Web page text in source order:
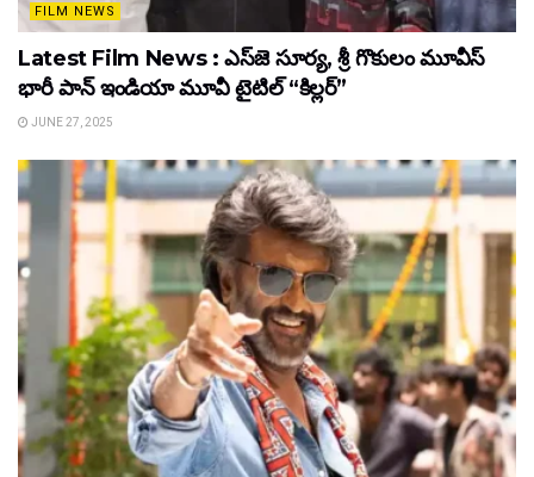
FILM NEWS
Latest Film News : ఎస్‌జె సూర్య, శ్రీ గొకులం మూవీస్‌
భారీ పాన్‌ ఇండియా మూవీ టైటిల్ “కిల్లర్”
JUNE 27, 2025